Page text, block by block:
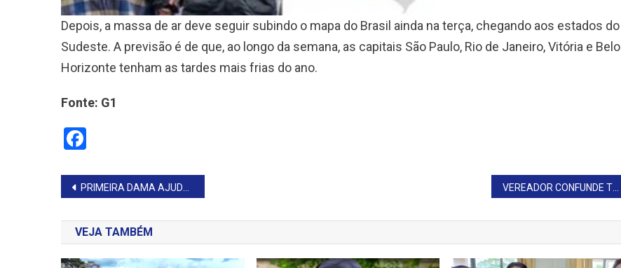
Depois, a massa de ar deve seguir subindo o mapa do Brasil ainda na terça, chegando aos estados do
Sudeste. A previsão é de que, ao longo da semana, as capitais São Paulo, Rio de Janeiro, Vitória e Belo
Horizonte tenham as tardes mais frias do ano.
Fonte: G1
Navegação
de
Post
PRIMEIRA DAMA AJUDA NA ENTREGA DE AGASALHOS
VEJA TAMBÉM